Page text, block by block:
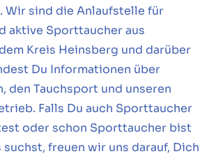
Wir sind die Anlaufstelle für
aktive Sporttaucher aus
Kreis Heinsberg und darüber
Du Informationen über
den Tauchsport und unseren
Falls Du auch Sporttaucher
oder schon Sporttaucher bist
suchst, freuen wir uns darauf, Dich